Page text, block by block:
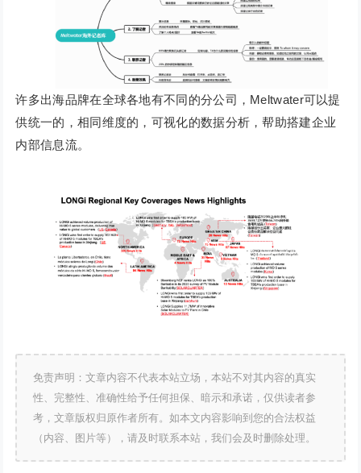
许多出海品牌在全球各地有不同的分公司，Meltwater可以提
供统一的，相同维度的，可视化的数据分析，帮助搭建企业
内部信息流。
免责声明：文章内容不代表本站立场，本站不对其内容的真实
性、完整性、准确性给予任何担保、暗示和承诺，仅供读者参
考，文章版权归原作者所有。如本文内容影响到您的合法权益
（内容、图片等），请及时联系本站，我们会及时删除处理。